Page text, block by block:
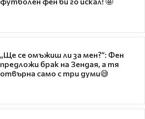
„Ще се омъжиш ли за мен?“: Фен
предложи брак на Зендая, а тя
отвърна само с три думи😅